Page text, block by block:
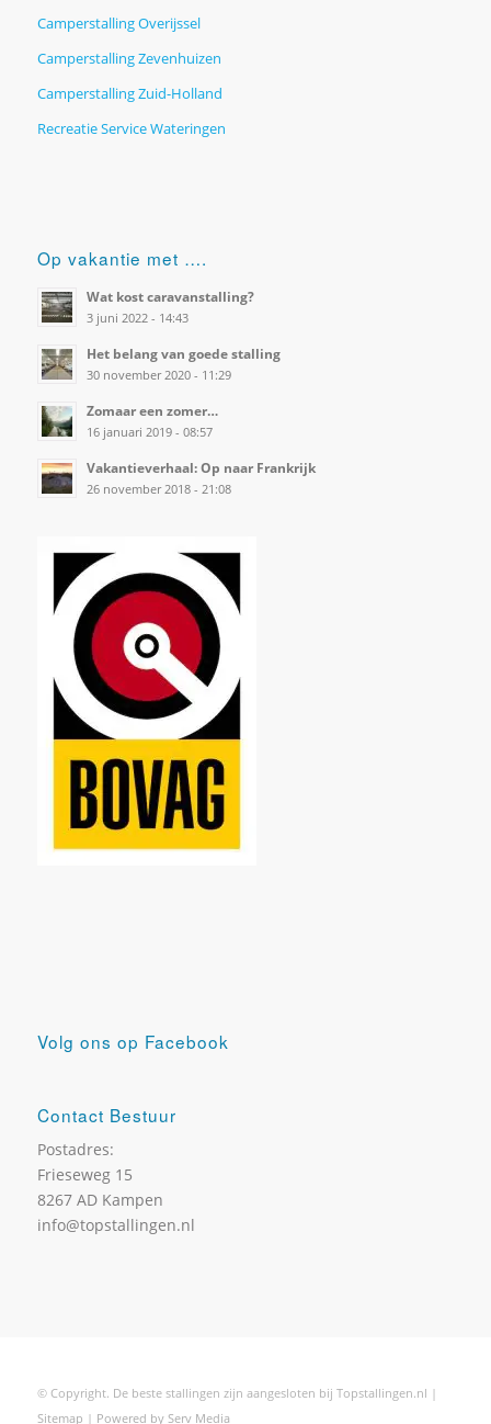
Camperstalling Overijssel
Camperstalling Zevenhuizen
Camperstalling Zuid-Holland
Recreatie Service Wateringen
Op vakantie met ….
Wat kost caravanstalling?
3 juni 2022 - 14:43
Het belang van goede stalling
30 november 2020 - 11:29
Zomaar een zomer…
16 januari 2019 - 08:57
Vakantieverhaal: Op naar Frankrijk
26 november 2018 - 21:08
Volg ons op Facebook
Contact Bestuur
Postadres:
Frieseweg 15
8267 AD Kampen
info@topstallingen.nl
© Copyright. De beste stallingen zijn aangesloten bij Topstallingen.nl |
Sitemap | Powered by Serv Media